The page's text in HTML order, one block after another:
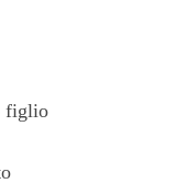
figlio